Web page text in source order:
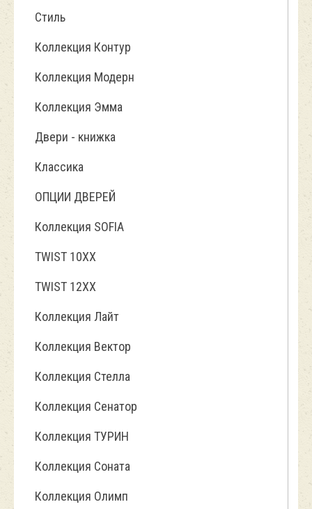
Стиль
Коллекция Контур
Коллекция Модерн
Коллекция Эмма
Двери - книжка
Классика
ОПЦИИ ДВЕРЕЙ
Коллекция SOFIA
TWIST 10ХХ
TWIST 12XX
Коллекция Лайт
Коллекция Вектор
Коллекция Стелла
Коллекция Сенатор
Коллекция ТУРИН
Коллекция Соната
Коллекция Олимп